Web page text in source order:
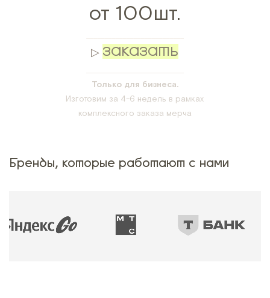
от 100шт.
▷ ЗАКАЗАТЬ
Только для бизнеса.
Изготовим за 4-6 недель в рамках
комплексного заказа мерча
Бренды, которые работают с нами